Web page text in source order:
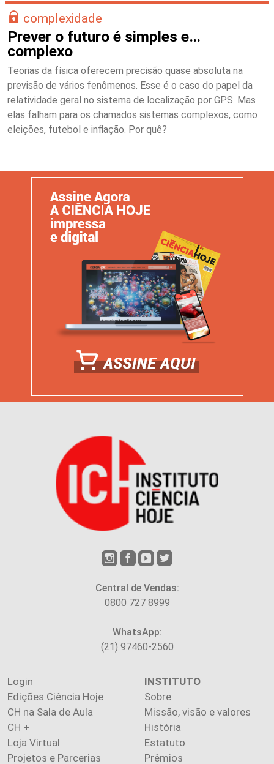
complexidade
Prever o futuro é simples e…
complexo
Teorias da física oferecem precisão quase absoluta na
previsão de vários fenômenos. Esse é o caso do papel da
relatividade geral no sistema de localização por GPS. Mas
elas falham para os chamados sistemas complexos, como
eleições, futebol e inflação. Por quê?
Central de Vendas:
0800 727 8999
WhatsApp:
(21) 97460-2560
Login
Edições Ciência Hoje
CH na Sala de Aula
CH +
Loja Virtual
Projetos e Parcerias
INSTITUTO
Sobre
Missão, visão e valores
História
Estatuto
Prêmios